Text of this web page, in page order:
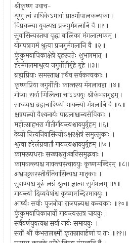
श्रीकृष्ण उवाच-
शृणु त्वं राधिकेऽमायां प्रातर्गोपालकन्यका ।
विप्रकन्या युवत्यश्च प्रजगुर्मंगलानि वै ॥१॥
सुवासिन्यस्तथा वृद्धा बालिका मंगलात्मकम् ।
योगपत्रागमं श्रुत्वा प्रजगुर्मंगलानि वै ॥२॥
कुंकुमवापिकाक्षेत्रे बृहस्पतेः शुभागमात् ॥
हरेर्मंगलमाश्रुत्य जगुर्गीतीर्गृहे गृहे ॥३॥
ब्रह्मप्रियाः समस्ताश्च तथैव सर्वकन्यकाः ।
कृष्णप्रिया जगुर्गीतीः कान्तस्य मंगलावहा ॥४॥
गोप्यः सर्वा मिलित्वा चाऽऽययुः श्रीकंभरागृहम् ।
साध्व्यश्च ब्रह्मचारिण्यो गायन्त्यो मंगलानि वै ॥५॥
क्षत्रपत्न्यो वैश्यनार्यः पाटलाश्चान्यसेविकाः ।
महोत्साहभरा गीतीर्गायन्त्यश्चाययुर्गृहम् ॥६॥
देव्यो नित्यनिवासिन्योऽक्षरक्षेत्रं समुत्सुकाः ।
श्रुत्वा हरेर्लग्नवार्तां गायन्त्यश्चाययुर्गृहम् ॥७॥
कामरूपधराः सख्यश्चतुःखनिसमुद्भवाः ।
कामवल्ल्यश्च गायन्त्यस्त्वाययुः कृष्णमन्दिरम् ॥८॥
अश्वपट्टसरस्तीर्थनिवासिन्यश्च मातृकाः ।
सुराण्यश्च गुरुं लग्नं श्रुत्वा ज्ञात्वा सुमंगलम् ॥९॥
गायन्त्यो दिव्यवेषांश्च कृष्णमन्दिरमाययुः ।
आर्ष्यः सर्वाः पूजनीया राजपत्न्यश्च कन्यकाः ॥१०॥
कुंकुमवापिकानार्यो गायन्त्यस्तत्र चाययुः ।
सर्ववर्णयुवत्यश्च सर्वा नार्यः समाययुः ।
सतीं श्रीं कंभरालक्ष्मीं कृतस्नानार्हणां च ताः ॥११॥